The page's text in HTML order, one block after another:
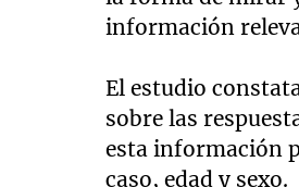
información
El estudio
sobre las
esta información
caso, edad y sexo.